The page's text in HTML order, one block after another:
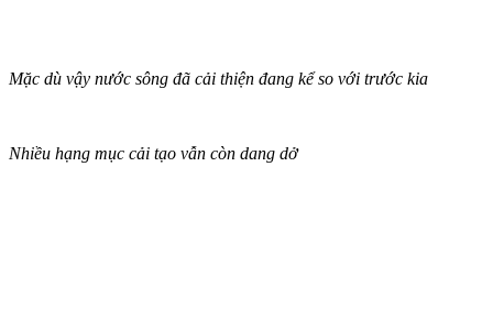
Mặc dù vậy nước sông đã cải thiện đang kể so với trước kia
Nhiều hạng mục cải tạo vẫn còn dang dở